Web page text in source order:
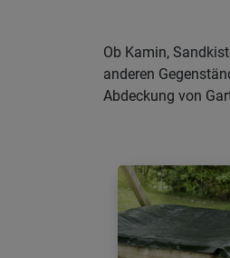
Ob Kamin,
anderen
Abdeckung von